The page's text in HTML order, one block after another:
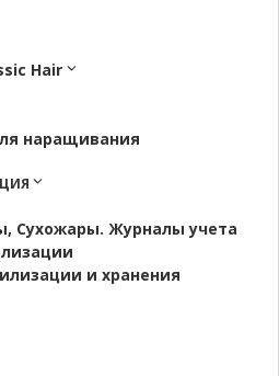
Hair
наращивания
Сухожары. Журналы учета
и хранения